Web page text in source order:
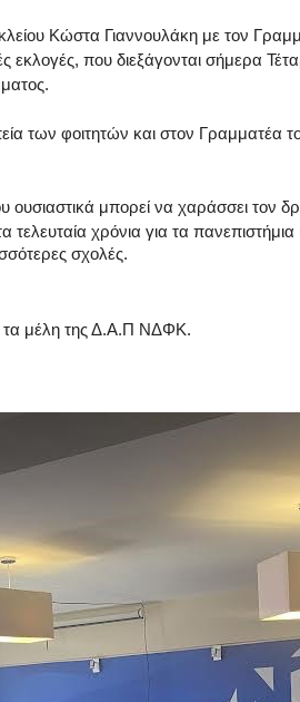
Κώστα Γιαννουλάκη με τον
εκλογές, που διεξάγονται σήμερα
των φοιτητών και στον Γραμματέα
ουσιαστικά μπορεί να χαράσσει τον
τελευταία χρόνια για τα πανεπιστήμια
σχολές.
τα μέλη της Δ.Α.Π ΝΔΦΚ.